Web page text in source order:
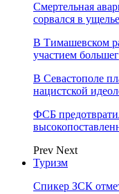
Смертельная
сорвался в
В Тимашевском
участием
В Севастополе
нацистской
ФСБ
Prev Next
Туризм
Спикер ЗСК